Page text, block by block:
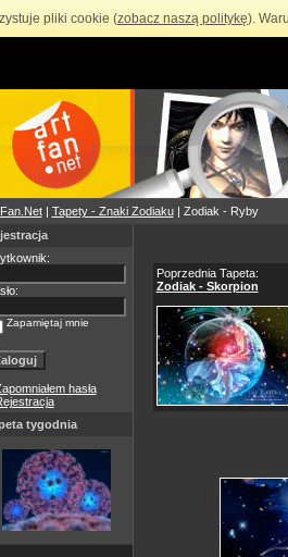
pliki cookie (zobacz naszą politykę).
| Tapety - Znaki Zodiaku| Zodiak - Ryby
Zapamiętaj mnie
hasła
tygodnia
Poprzednia Tapeta:
Zodiak - Skorpion